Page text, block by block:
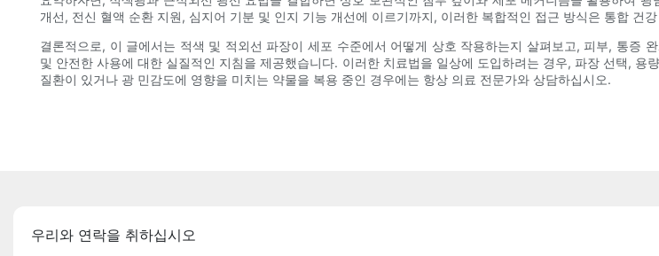
개선, 전신 혈액 순환 지원, 심지어 기분 및 인지 기능 개선에 이르기까지, 이러한 복합적인 접근 방식은 통합 건
결론적으로, 이 글에서는 적색 및 적외선 파장이 세포 수준에서 어떻게 상호 작용하는지 살펴보고, 피부, 통증
및 안전한 사용에 대한 실질적인 지침을 제공했습니다. 이러한 치료법을 일상에 도입하려는 경우, 파장 선택,
질환이 있거나 광 민감도에 영향을 미치는 약물을 복용 중인 경우에는 항상 의료 전문가와 상담하십시오.
우리와 연락을 취하십시오